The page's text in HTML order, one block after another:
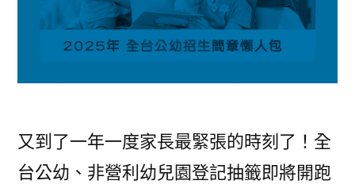
又到了一年一度家長最緊張的時刻了！全
台公幼、非營利幼兒園登記抽籤即將開跑